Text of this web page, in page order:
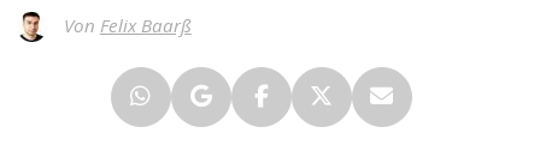
Von Felix Baarß